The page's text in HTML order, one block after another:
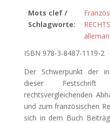
Mots clef /
Schlagworte:
ISBN 978-3-8487-1119-2
Der Schwerpunkt der
dieser
rechtsvergleichenden
und zum französischen
sich in dem Buch